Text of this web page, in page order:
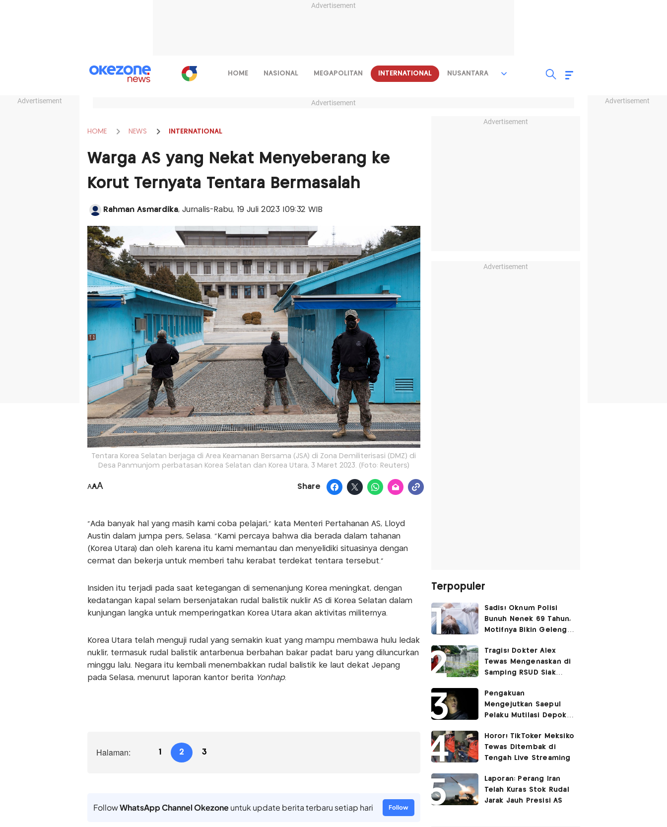
Advertisement
Advertisement Advertisement
HOME NASIONAL MEGAPOLITAN INTERNATIONAL NUSANTARA
Advertisement
HOME NEWS INTERNATIONAL
Warga AS yang Nekat Menyeberang ke
Korut Ternyata Tentara Bermasalah
Rahman Asmardika, Jurnalis-Rabu, 19 Juli 2023 |09:32 WIB
Tentara Korea Selatan berjaga di Area Keamanan Bersama (JSA) di Zona Demiliterisasi (DMZ) di
Desa Panmunjom perbatasan Korea Selatan dan Korea Utara, 3 Maret 2023. (Foto: Reuters)
AAA Share
"Ada banyak hal yang masih kami coba pelajari," kata Menteri Pertahanan AS, Lloyd
Austin dalam jumpa pers, Selasa. "Kami percaya bahwa dia berada dalam tahanan
(Korea Utara) dan oleh karena itu kami memantau dan menyelidiki situasinya dengan
cermat dan bekerja untuk memberi tahu kerabat terdekat tentara tersebut."
Insiden itu terjadi pada saat ketegangan di semenanjung Korea meningkat, dengan
kedatangan kapal selam bersenjatakan rudal balistik nuklir AS di Korea Selatan dalam
kunjungan langka untuk memperingatkan Korea Utara akan aktivitas militernya.
Korea Utara telah menguji rudal yang semakin kuat yang mampu membawa hulu ledak
nuklir, termasuk rudal balistik antarbenua berbahan bakar padat baru yang diluncurkan
minggu lalu. Negara itu kembali menembakkan rudal balistik ke laut dekat Jepang
pada Selasa, menurut laporan kantor berita Yonhap.
Halaman: 1 2 3
FollowWhatsApp Channel Okezoneuntuk update berita terbaru setiap hari Follow
Advertisement
Advertisement
Terpopuler
Sadis! Oknum Polisi
Bunuh Nenek 69 Tahun,
Motifnya Bikin Geleng
Tragis! Dokter Alex
Tewas Mengenaskan di
Samping RSUD Siak
Rocuronium
Pengakuan
Mengejutkan Saepul
Pelaku Mutilasi Depok:
Korban di Kontrakan
Horor! TikToker Meksiko
Tewas Ditembak di
Tengah Live Streaming
Laporan: Perang Iran
Telah Kuras Stok Rudal
Jarak Jauh Presisi AS